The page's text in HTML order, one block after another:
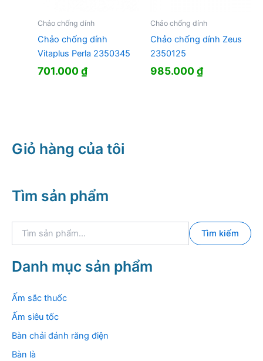
Chảo chống dính
Chảo chống dính
Vitaplus Perla 2350345
701.000₫
Chảo chống dính
Chảo chống dính Zeus
2350125
985.000₫
Giỏ hàng của tôi
Tìm sản phẩm
k
i
m
Tìm kiếm
Danh mục sản phẩm
Ấm sắc thuốc
Ấm siêu tốc
Bàn chải đánh răng điện
Bàn là